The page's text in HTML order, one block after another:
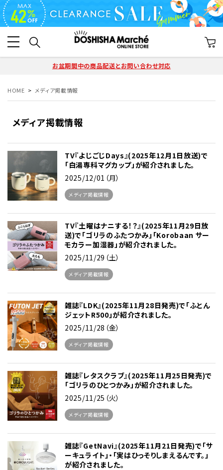
お盆期間中の商品配送とお問い合わせ対応
HOME メディア掲載情報
メディア掲載情報
TV『よじごじDays』(2025年12月1日放送)で
「白湯専科マグカップ」が紹介されました。
2025/12/01（月）
メディア掲載情報
TV『土曜はナニする！？』(2025年11月29日放
送)で「ゴリラのふたつかみ」「Korobaan サー
モカラー加湿器」が紹介されました。
2025/11/29（土）
メディア掲載情報
雑誌『LDK』(2025年11月28日発売)で「ふとん
ジェットR500」が紹介されました。
2025/11/28（金）
メディア掲載情報
雑誌『レタスクラブ』(2025年11月25日発売)で
「ゴリラのひとつかみ」が紹介されました。
2025/11/25（火）
メディア掲載情報
雑誌『GetNavi』(2025年11月21日発売)で「サ
ーキュライト」・「実はひっそりしまえるんです。」
が紹介されました。